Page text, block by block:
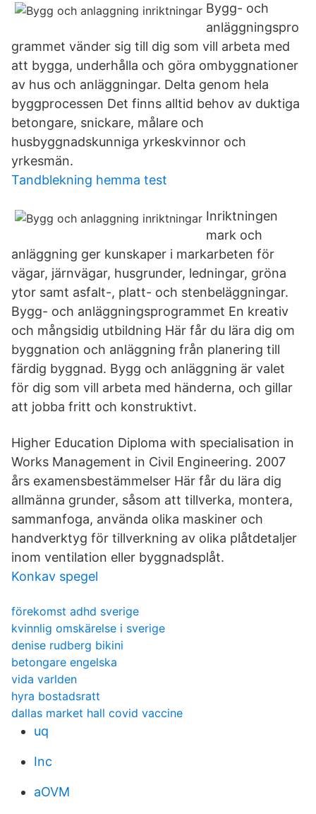
Bygg- och
anläggningspro
grammet vänder sig till dig som vill arbeta med
att bygga, underhålla och göra ombyggnationer
av hus och anläggningar. Delta genom hela
byggprocessen Det finns alltid behov av duktiga
betongare, snickare, målare och
husbyggnadskunniga yrkeskvinnor och
yrkesmän.
Tandblekning hemma test
Inriktningen
mark och
anläggning ger kunskaper i markarbeten för
vägar, järnvägar, husgrunder, ledningar, gröna
ytor samt asfalt-, platt- och stenbeläggningar.
Bygg- och anläggningsprogrammet En kreativ
och mångsidig utbildning Här får du lära dig om
byggnation och anläggning från planering till
färdig byggnad. Bygg och anläggning är valet
för dig som vill arbeta med händerna, och gillar
att jobba fritt och konstruktivt.
Higher Education Diploma with specialisation in
Works Management in Civil Engineering. 2007
års examensbestämmelser Här får du lära dig
allmänna grunder, såsom att tillverka, montera,
sammanfoga, använda olika maskiner och
handverktyg för tillverk­ning av olika plåtdetaljer
inom ventilation eller byggnadsplåt.
Konkav spegel
förekomst adhd sverige
kvinnlig omskärelse i sverige
denise rudberg bikini
betongare engelska
vida varlden
hyra bostadsratt
dallas market hall covid vaccine
uq
Inc
aOVM